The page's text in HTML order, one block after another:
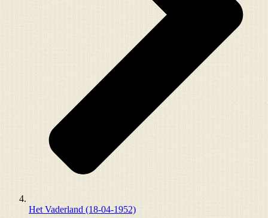
Het Vaderland (18-04-1952)